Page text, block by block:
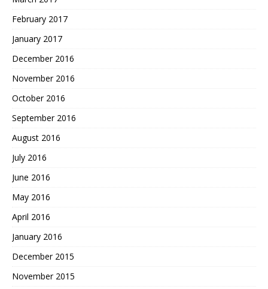
February 2017
January 2017
December 2016
November 2016
October 2016
September 2016
August 2016
July 2016
June 2016
May 2016
April 2016
January 2016
December 2015
November 2015